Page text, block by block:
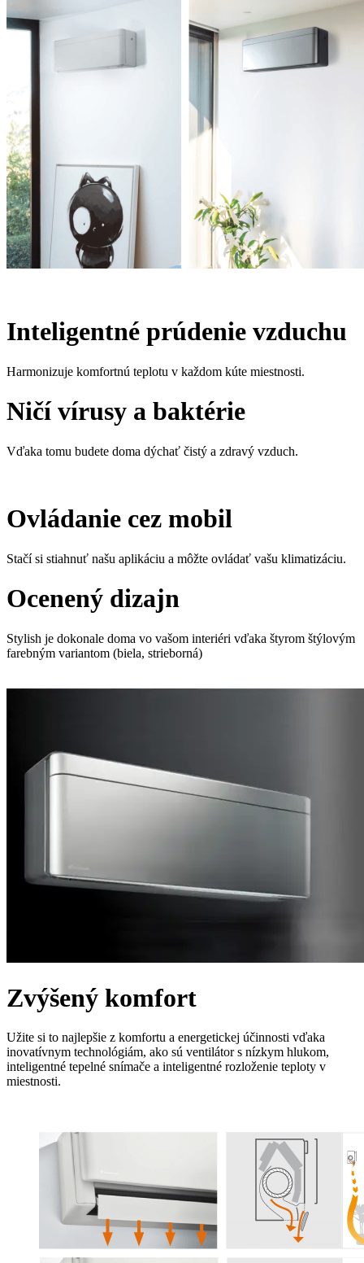
Inteligentné prúdenie vzduchu
Harmonizuje komfortnú teplotu v každom kúte miestnosti.
Ničí vírusy a baktérie
Vďaka tomu budete doma dýchať čistý a zdravý vzduch.
Ovládanie cez mobil
Stačí si stiahnuť našu aplikáciu a môžte ovládať vašu klimatizáciu.
Ocenený dizajn
Stylish je dokonale doma vo vašom interiéri vďaka štyrom štýlovým
farebným variantom (biela, strieborná)
Zvýšený komfort
Užite si to najlepšie z komfortu a energetickej účinnosti vďaka
inovatívnym technológiám, ako sú ventilátor s nízkym hlukom,
inteligentné tepelné snímače a inteligentné rozloženie teploty v
miestnosti.